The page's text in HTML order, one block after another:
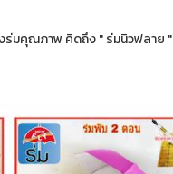
ร่มคุณภาพ คิดถึง " ร่มนิวฟลาย "